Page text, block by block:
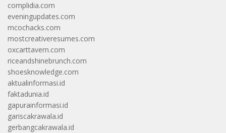
complidia.com
eveningupdates.com
mcochacks.com
mostcreativeresumes.com
oxcarttavern.com
riceandshinebrunch.com
shoesknowledge.com
aktualinformasi.id
faktadunia.id
gapurainformasi.id
gariscakrawala.id
gerbangcakrawala.id